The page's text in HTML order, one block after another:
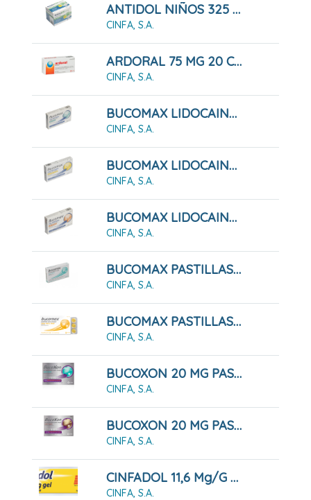
ANTIDOL NIÑOS 325 MG GRANULADO
CINFA, S.A.
ARDORAL 75 MG 20 COMPRIMIDOS RECUBIERTOS
CINFA, S.A.
BUCOMAX LIDOCAINA SABOR MENTA 24 PASTILLAS PARA CHUPAR
CINFA, S.A.
BUCOMAX LIDOCAINA SABOR MIEL Y LIMÓN 24 PASTILLAS PARA CHUPAR
CINFA, S.A.
BUCOMAX LIDOCAINA SABOR NARANJA 24 PASTILLAS PARA CHUPAR
CINFA, S.A.
BUCOMAX PASTILLAS PARA CHUPAR MENTA 24 PASTILLAS
CINFA, S.A.
BUCOMAX PASTILLAS PARA CHUPAR MIEL Y LIMON, 24 PASTILLAS
CINFA, S.A.
BUCOXON 20 MG PASTILLAS PARA CHUPAR SABOR MENTA, 18 Pastillas
CINFA, S.A.
BUCOXON 20 MG PASTILLAS PARA CHUPAR SABOR REGALIZ, 18 Pastillas
CINFA, S.A.
CINFADOL 11,6 Mg/g GEL , 1 Tubo De 60 G
CINFA, S.A.